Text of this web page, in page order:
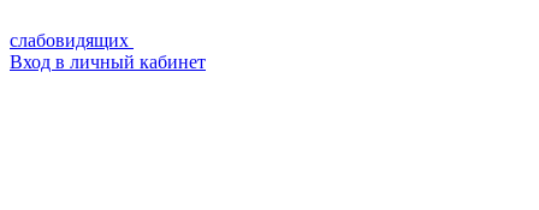
слабовидящих
Вход в личный кабинет